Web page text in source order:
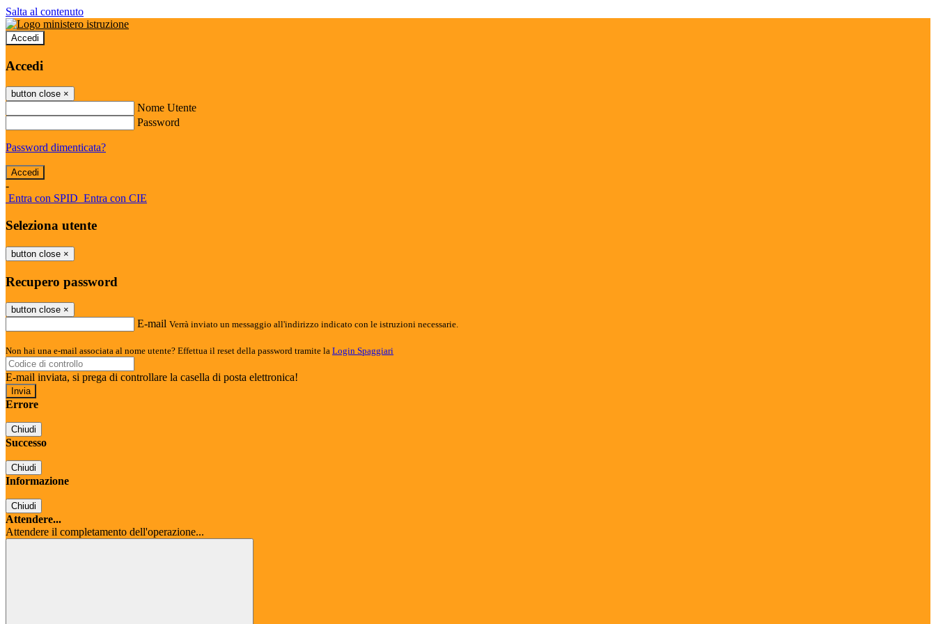
Salta al contenuto
Accedi
Accedi
button close ×
Nome Utente
Password
Password dimenticata?
-
Entra con SPID Entra con CIE
Seleziona utente
button close ×
Recupero password
button close ×
E-mail Verrà inviato un messaggio all'indirizzo indicato con le istruzioni necessarie.
Non hai una e-mail associata al nome utente? Effettua il reset della password tramite la Login Spaggiari
E-mail inviata, si prega di controllare la casella di posta elettronica!
Errore
Chiudi
Successo
Chiudi
Informazione
Chiudi
Attendere...
Attendere il completamento dell'operazione...